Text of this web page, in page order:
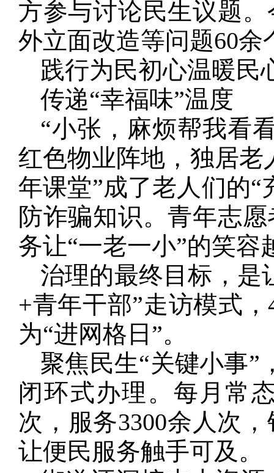
方参与讨论民生议题
外立面改造等问题60余
践行为民初心温暖民
传递“幸福味”温度
“小张，麻烦帮我看
红色物业阵地，独居老
年课堂”成了老人们的
防诈骗知识。青年志
务让“一老一小”的笑容
治理的最终目标，是
+青年干部”走访模式
为“进网格日”。
聚焦民生“关键小事”
闭环式办理。每月常
次，服务3300余人次
让便民服务触手可及。